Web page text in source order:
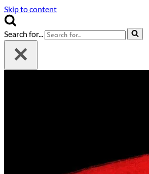
Skip to content
Search for...